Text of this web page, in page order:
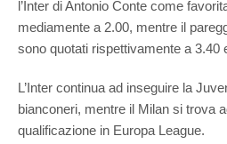
l’Inter di Antonio Conte come
mediamente a 2.00, mentre il
sono quotati rispettivamente a 3.40
L’Inter continua ad inseguire la
bianconeri, mentre il Milan si trova
qualificazione in Europa League.